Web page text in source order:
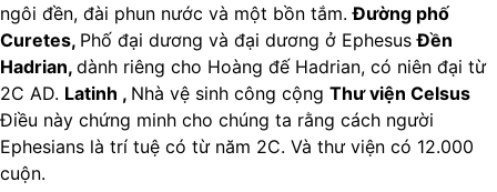
ngôi đền, đài phun nước và một bồn tắm.Đường phố
Curetes, Phố đại dương và đại dương ở EphesusĐền
Hadrian, dành riêng cho Hoàng đế Hadrian, có niên đại từ
2C AD. Latinh , Nhà vệ sinh công cộng Thư viện Celsus
Điều này chứng minh cho chúng ta rằng cách người
Ephesians là trí tuệ có từ năm 2C. Và thư viện có 12.000
cuộn.